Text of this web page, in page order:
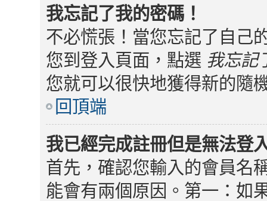
我忘記了我的密碼！
不必慌張！當您忘記了自己
您到登入頁面，點選 我忘記
您就可以很快地獲得新的隨
回頂端
我已經完成註冊但是無法登
首先，確認您輸入的會員名
能會有兩個原因。第一：如